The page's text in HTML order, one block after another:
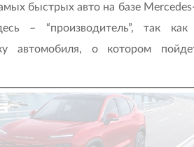
быстрых авто на базе
– “производитель”, так как
автомобиля, о котором